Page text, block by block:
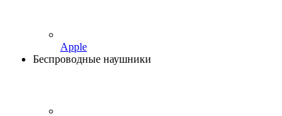
Apple
Беспроводные наушники